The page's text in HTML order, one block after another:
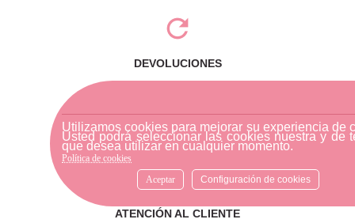
Utilizamos cookies para mejorar su experiencia de
Usted podrá seleccionar las cookies nuestra y de
que desea utilizar en cualquier momento.
Política de cookies
Aceptar
Configuración de cookies
DEVOLUCIONES
través de una empresa de
mensajería o diríjase a la
tienda física más cercana.
ATENCIÓN AL CLIENTE